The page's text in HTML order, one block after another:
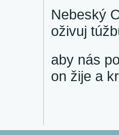
Nebeský
oživuj
aby nás
on žije a